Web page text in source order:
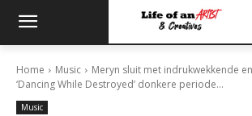
Home Music
Meryn sluit met indrukwekkende
‘Dancing While Destroyed’ donkere periode...
Music